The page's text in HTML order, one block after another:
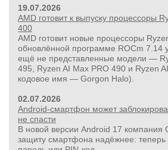
19.07.2026
AMD готовит к выпуску процессоры
400
AMD готовит новые процессоры
обновлённой программе ROCm 7.14
ещё не представленные модели —
495, Ryzen AI Max PRO 490 и Ryzen
кодовое имя — Gorgon Halo).
02.07.2026
Android-смартфон может
не спасти
В новой версии Android 17 компания
защиту смартфона надёжнее: теперь